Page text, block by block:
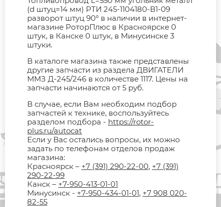
(d штуц=14 мм) РТИ 245-1104180-В1-09
разворот штуц 90° в наличии в интернет-
магазине РоторПлюс в Красноярске 0
штук, в Канске 0 штук, в Минусинске 3
штуки.
В каталоге магазина также представлены
другие запчасти из раздела ДВИГАТЕЛИ
ММЗ Д-245/246 в количестве 1117. Цены на
запчасти начинаются от 5 руб.
В случае, если Вам необходим подбор
запчастей к технике, воспользуйтесь
разделом подбора - https://rotor-
plus.ru/autocat
Если у Вас остались вопросы, их можно
задать по телефонам отделов продаж
магазина:
Красноярск – +7 (391) 290-22-00, +7 (391)
290-22-99
Канск – +7-950-413-01-01
Минусинск - +7-950-434-01-01, +7 908 020-
82-55